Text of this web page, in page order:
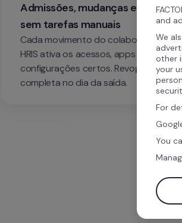
Admissões, mudanças e saídas
sem tarefas manuais
Cada movimento do colaborador no
HRIS ativa os acessos, apps e
configurações certos. Revogação
completa no dia da saída.
and
We
other
your
For
You